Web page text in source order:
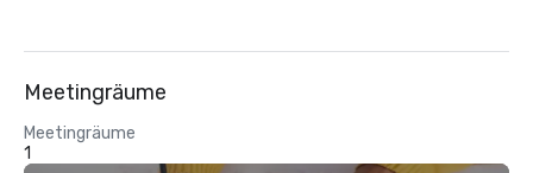
Meetingräume
Meetingräume
1